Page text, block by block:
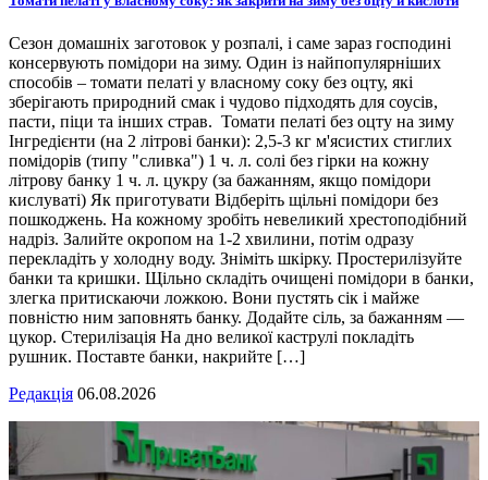
Сезон домашніх заготовок у розпалі, і саме зараз господині
консервують помідори на зиму. Один із найпопулярніших
способів – томати пелаті у власному соку без оцту, які
зберігають природний смак і чудово підходять для соусів,
пасти, піци та інших страв. Томати пелаті без оцту на зиму
Інгредієнти (на 2 літрові банки): 2,5-3 кг м'ясистих стиглих
помідорів (типу "сливка") 1 ч. л. солі без гірки на кожну
літрову банку 1 ч. л. цукру (за бажанням, якщо помідори
кислуваті) Як приготувати Відберіть щільні помідори без
пошкоджень. На кожному зробіть невеликий хрестоподібний
надріз. Залийте окропом на 1-2 хвилини, потім одразу
перекладіть у холодну воду. Зніміть шкірку. Простерилізуйте
банки та кришки. Щільно складіть очищені помідори в банки,
злегка притискаючи ложкою. Вони пустять сік і майже
повністю ним заповнять банку. Додайте сіль, за бажанням —
цукор. Стерилізація На дно великої каструлі покладіть
рушник. Поставте банки, накрийте […]
Редакція 06.08.2026